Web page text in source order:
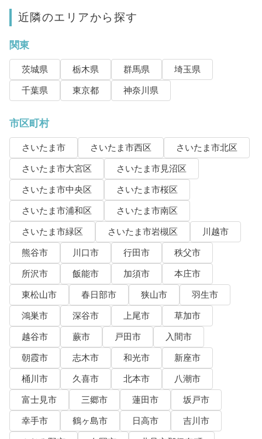
近隣のエリアから探す
関東
茨城県 栃木県 群馬県
埼玉県
千葉県
東京都 神奈川県
市区町村
さいたま市 さいたま市西区
さいたま市北区
さいたま市大宮区
さいたま市見沼区
さいたま市中央区
さいたま市桜区
さいたま市浦和区
さいたま市南区
さいたま市緑区
さいたま市岩槻区
川越市
熊谷市
川口市 行田市
秩父市
所沢市
飯能市 加須市
本庄市
東松山市
春日部市 狭山市
羽生市
鴻巣市
深谷市 上尾市
草加市
越谷市
蕨市 戸田市
入間市
朝霞市
志木市 和光市
新座市
桶川市
久喜市 北本市
八潮市
富士見市
三郷市 蓮田市
坂戸市
幸手市
鶴ヶ島市 日高市
吉川市